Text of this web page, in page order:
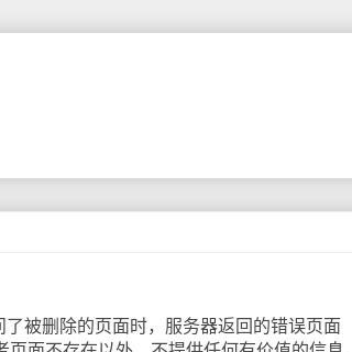
被删除的页面时，服务器返回的错误页面